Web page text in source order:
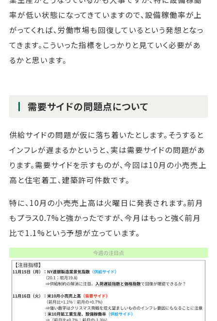
率が低い状態になってきていますので、設備稼働率が上
がってくれば、労働市場も回復しているという発想となっ
てきます。こういった指標をしっかりと見ていく必要があ
るかと思います。
需要サイドの問題点について
供給サイドの問題が仮に落ち着いたとします。そうすると
インフレが遅まるかというと、実は需要サイドの問題があ
ります。需要サイドを示すものが、今回は10月の小売売上
高と住宅着工、建築許可件数です。
特に、10月の小売売上高は火曜日に発表されます。前月
もプラス0.7%と強かったですが、今月はもっと強く前月
比で1.1%という予想が立っています。